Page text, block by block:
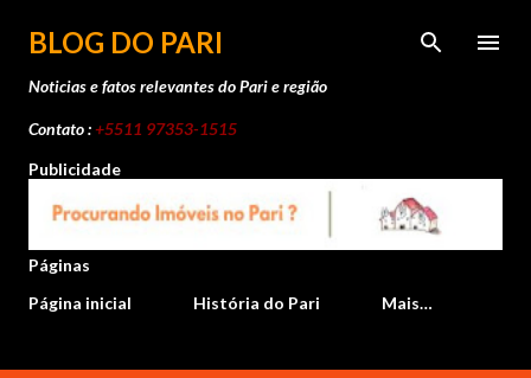
Pular para o conteúdo principal
BLOG DO PARI
Noticias e fatos relevantes do Pari e região
Contato :+5511 97353-1515
Publicidade
Páginas
Página inicial
História do Pari Mais…